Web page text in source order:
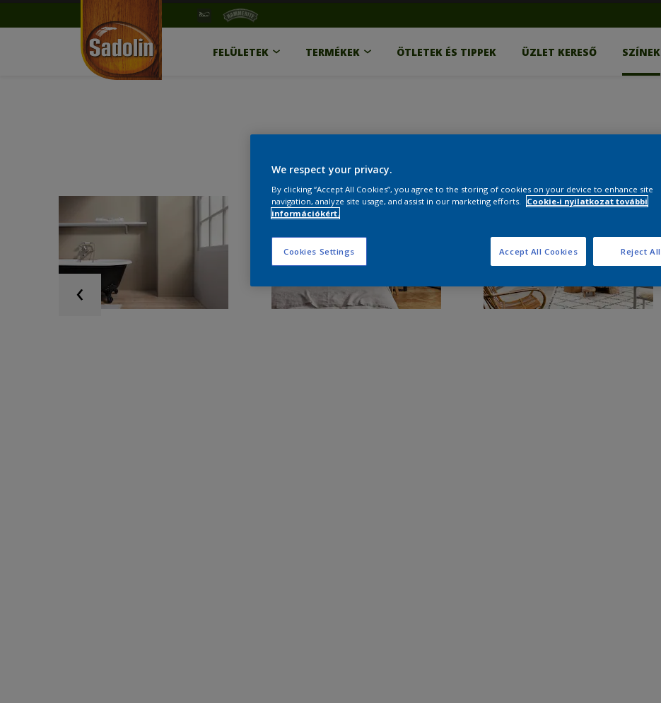
FELÜLETEK TERMÉKEK ÖTLETEK ÉS TIPPEK ÜZLET KERESŐ SZÍNEK
We respect your privacy.
By clicking “Accept All Cookies”, you agree to the storing of cookies on your device to enhance site
navigation, analyze site usage, and assist in our marketing efforts.
Cookie-i nyilatkozat további
információkért.
Cookies Settings Reject All
Accept All Cookies